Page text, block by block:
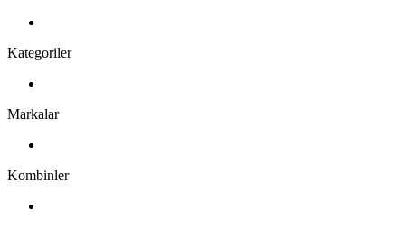
Kategoriler
Markalar
Kombinler